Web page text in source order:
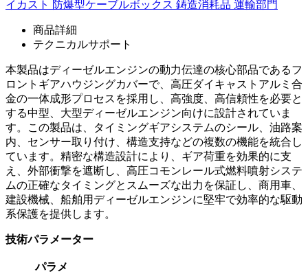
イカスト 防爆型ケーブルボックス 鋳造消耗品 運輸部門
商品詳細
テクニカルサポート
本製品はディーゼルエンジンの動力伝達の核心部品であるフ
ロントギアハウジングカバーで、高圧ダイキャストアルミ合
金の一体成形プロセスを採用し、高強度、高信頼性を必要と
する中型、大型ディーゼルエンジン向けに設計されていま
す。この製品は、タイミングギアシステムのシール、油路案
内、センサー取り付け、構造支持などの複数の機能を統合し
ています。精密な構造設計により、ギア荷重を効果的に支
え、外部衝撃を遮断し、高圧コモンレール式燃料噴射システ
ムの正確なタイミングとスムーズな出力を保証し、商用車、
建設機械、船舶用ディーゼルエンジンに堅牢で効率的な駆動
系保護を提供します。
技術パラメーター
パラメ